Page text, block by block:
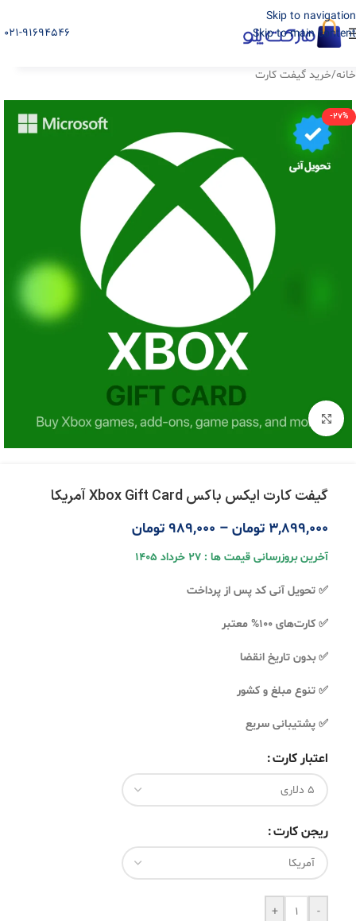
Skip to navigation
Skip to main content
021-91694546
خانه/خرید گیفت کارت
-27%
بزرگنمایی تصویر
گیفت کارت ایکس باکس Xbox Gift Card آمریکا
3,899,000 تومان –
989,000 تومان
آخرین بروزرسانی قیمت ها : 27 خرداد 1405
✅ تحویل آنی کد پس از پرداخت
✅ کارت‌های 100% معتبر
✅ بدون تاریخ انقضا
✅ تنوع مبلغ و کشور
✅ پشتیبانی سریع
اعتبار کارت
ریجن کارت
-
+